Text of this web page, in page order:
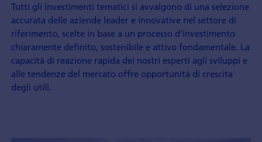
Tutti gli investimenti tematici si avvalgono di una selezione
accurata delle aziende leader e innovative nel settore di
riferimento, scelte in base a un processo d'investimento
chiaramente definito, sostenibile e attivo fondamentale. La
capacità di reazione rapida dei nostri esperti agli sviluppi e
alle tendenze del mercato offre opportunità di crescita
degli utili.